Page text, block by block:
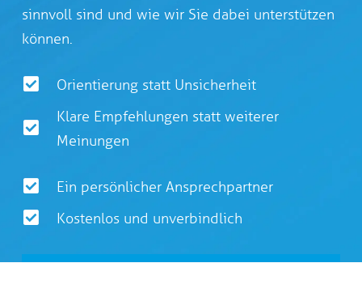
sinnvoll sind und wie wir Sie dabei unterstützen
können.
Orientierung statt Unsicherheit
Klare Empfehlungen statt weiterer
Meinungen
Ein persönlicher Ansprechpartner
Kostenlos und unverbindlich